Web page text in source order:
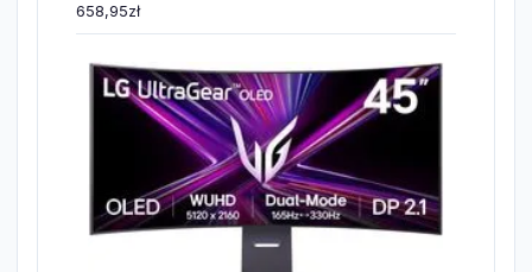
658,95zł